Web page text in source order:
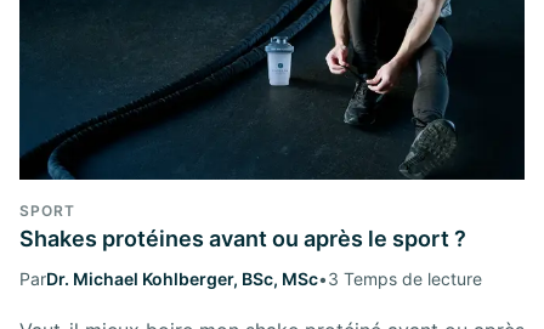
SPORT
Shakes protéines avant ou après le sport ?
ParDr. Michael Kohlberger, BSc, MSc•3 Temps de lecture